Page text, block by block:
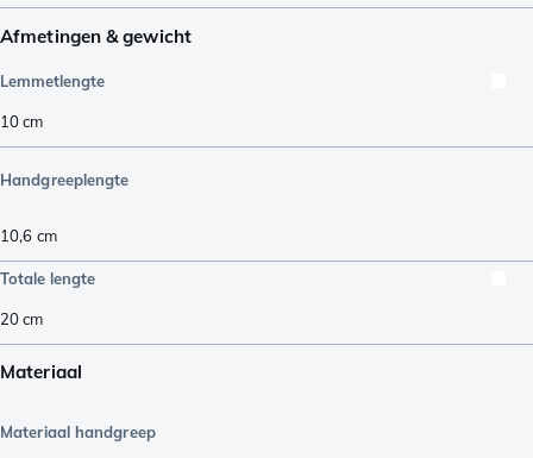
Afmetingen & gewicht
Lemmetlengte
10cm
Handgreeplengte
10,6 cm
Totale lengte
20cm
Materiaal
Materiaal handgreep